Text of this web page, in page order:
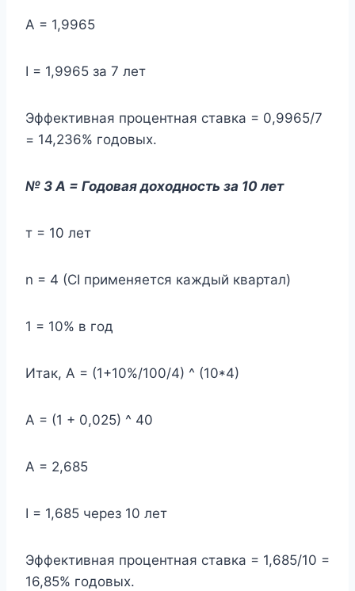
А = 1,9965
I = 1,9965 за 7 лет
Эффективная процентная ставка = 0,9965/7
= 14,236% годовых.
№ 3 A = Годовая доходность за 10 лет
т = 10 лет
n = 4 (CI применяется каждый квартал)
1 = 10% в год
Итак, А = (1+10%/100/4) ^ (10*4)
А = (1 + 0,025) ^ 40
А = 2,685
I = 1,685 через 10 лет
Эффективная процентная ставка = 1,685/10 =
16,85% годовых.